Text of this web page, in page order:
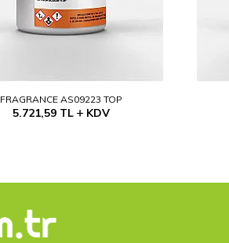
FRAGRANCE AS09223 TOP
5.721,59 TL KDV